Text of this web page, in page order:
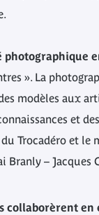
photographique
». La
modèles aux
et
Trocadéro et le
– Jacques
collaborèrent en